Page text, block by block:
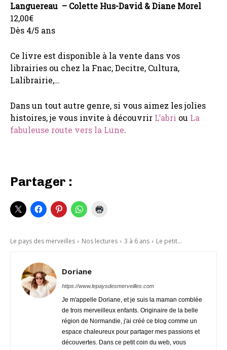
Languereau – Colette Hus-David & Diane Morel
12,00€
Dès 4/5 ans
Ce livre est disponible à la vente dans vos
librairies ou chez la Fnac, Decitre, Cultura,
Lalibrairie,…
Dans un tout autre genre, si vous aimez les jolies
histoires, je vous invite à découvrir L’abri ou La
fabuleuse route vers la Lune.
Partager :
Le pays des merveilles Nos lectures 3 à 6 ans Le petit...
Doriane
https://www.lepaysdesmerveilles.com
Je m'appelle Doriane, et je suis la maman comblée
de trois merveilleux enfants. Originaire de la belle
région de Normandie, j'ai créé ce blog comme un
espace chaleureux pour partager mes passions et
découvertes. Dans ce petit coin du web, vous